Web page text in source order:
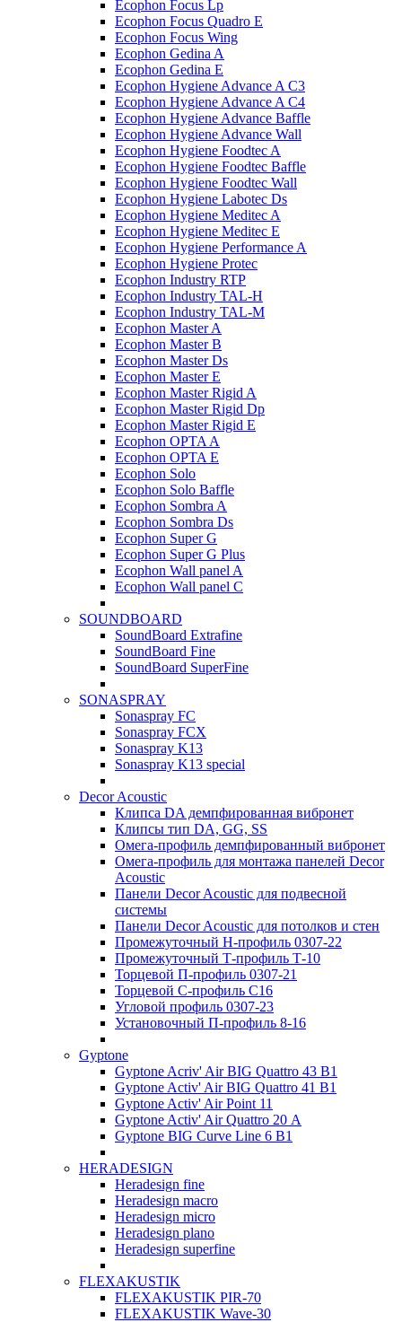
Ecophon Focus Lp
Ecophon Focus Quаdro E
Ecophon Focus Wing
Ecophon Gedina A
Ecophon Gedina E
Ecophon Hygiene Advance A C3
Ecophon Hygiene Advance A C4
Ecophon Hygiene Advance Baffle
Ecophon Hygiene Advance Wall
Ecophon Hygiene Foodtec A
Ecophon Hygiene Foodtec Baffle
Ecophon Hygiene Foodtec Wall
Ecophon Hygiene Labotec Ds
Ecophon Hygiene Meditec A
Ecophon Hygiene Meditec E
Ecophon Hygiene Performance A
Ecophon Hygiene Proteс
Ecophon Industry RTP
Ecophon Industry TAL-H
Ecophon Industry TAL-M
Ecophon Master A
Ecophon Master B
Ecophon Master Ds
Ecophon Master E
Ecophon Master Rigid A
Ecophon Master Rigid Dp
Ecophon Master Rigid E
Ecophon OPTA A
Ecophon OPTA E
Ecophon Solo
Ecophon Solo Baffle
Ecophon Sombra A
Ecophon Sombra Ds
Ecophon Super G
Ecophon Super G Plus
Ecophon Wall panel A
Ecophon Wall panel C
SOUNDBOARD
SoundBoard Extrafine
SoundBoard Fine
SoundBoard SuperFine
SONASPRAY
Sonaspray FC
Sonaspray FCX
Sonaspray K13
Sonaspray K13 special
Decor Acoustic
Клипса DA демпфированная вибронет
Клипсы тип DA, GG, SS
Омега-профиль демпфированный вибронет
Омега-профиль для монтажа панелей Decor
Acoustic
Панели Decor Acoustic для подвесной
системы
Панели Decor Acoustic для потолков и стен
Промежуточный Н-профиль 0307-22
Промежуточный Т-профиль Т-10
Торцевой П-профиль 0307-21
Торцевой С-профиль С16
Угловой профиль 0307-23
Установочный П-профиль 8-16
Gyptone
Gyptone Acriv' Air BIG Quattro 43 В1
Gyptone Activ' Air BIG Quattro 41 B1
Gyptone Activ' Air Point 11
Gyptone Activ' Air Quattro 20 А
Gyptone BIG Curve Line 6 B1
HERADESIGN
Heradesign fine
Heradesign macro
Heradesign micro
Heradesign plano
Heradesign superfine
FLEXAKUSTIK
FLEXAKUSTIK PIR-70
FLEXAKUSTIK Wave-30